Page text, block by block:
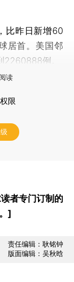
昨日新增60
居首。美国邻
2260888例。
读
限
者专门订制的
。]
责任编辑：耿铭钟
版面编辑：吴秋晗